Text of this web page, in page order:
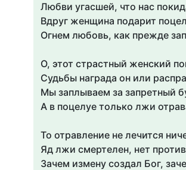
Любви угасшей, что нас
Вдруг женщина подарит
Огнем любовь, как прежде
О, этот страстный женский
Судьбы награда он или
Мы заплываем за запретный
А в поцелуе только лжи
То отравление не лечится
Яд лжи смертелен, нет
Зачем измену создал Бог,